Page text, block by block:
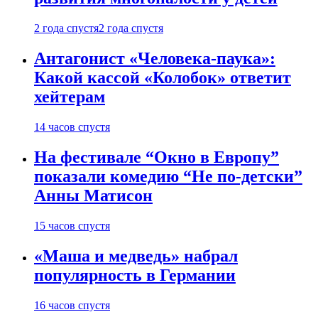
2 года спустя2 года спустя
Антагонист «Человека-паука»:
Какой кассой «Колобок» ответит
хейтерам
14 часов спустя
На фестивале “Окно в Европу”
показали комедию “Не по-детски”
Анны Матисон
15 часов спустя
«Маша и медведь» набрал
популярность в Германии
16 часов спустя